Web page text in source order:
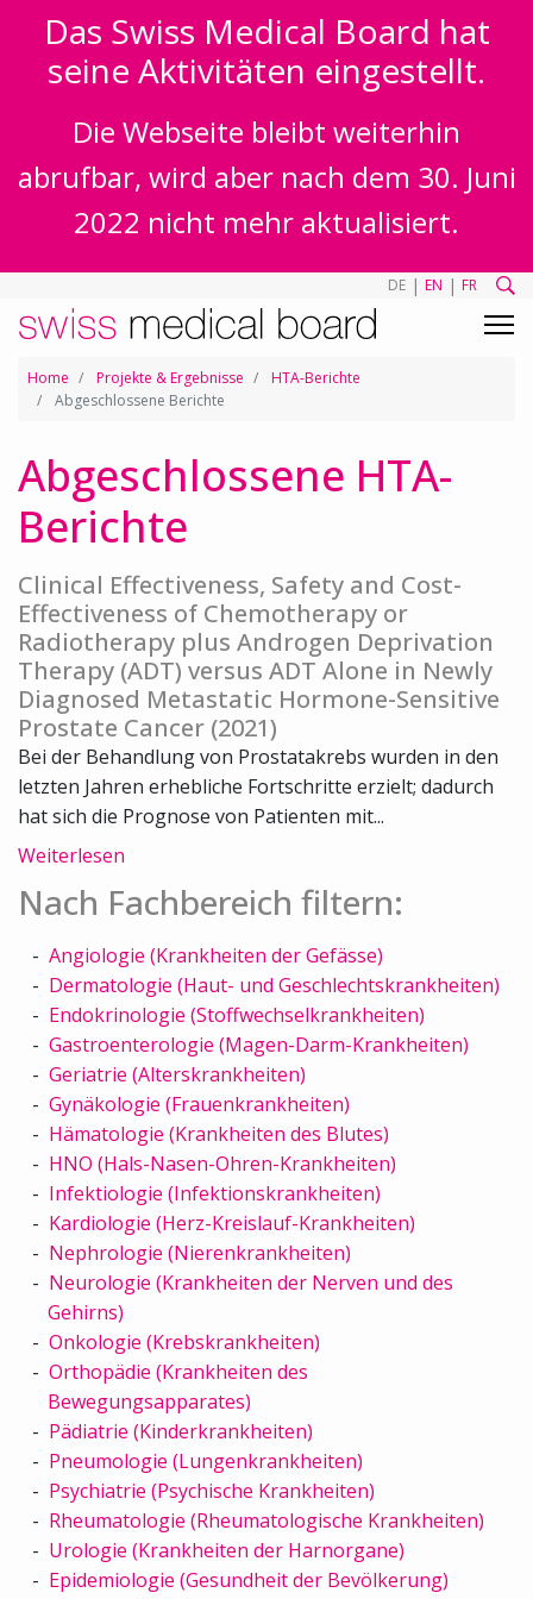
Das Swiss Medical Board hat
seine Aktivitäten eingestellt.
Die Webseite bleibt weiterhin
abrufbar, wird aber nach dem 30. Juni
2022 nicht mehr aktualisiert.
DE | EN | FR
Home Projekte & Ergebnisse
HTA-Berichte
Abgeschlossene Berichte
Abgeschlossene HTA-
Berichte
Clinical Effectiveness, Safety and Cost-
Effectiveness of Chemotherapy or
Radiotherapy plus Androgen Deprivation
Therapy (ADT) versus ADT Alone in Newly
Diagnosed Metastatic Hormone-Sensitive
Prostate Cancer (2021)
Bei der Behandlung von Prostatakrebs wurden in den
letzten Jahren erhebliche Fortschritte erzielt; dadurch
hat sich die Prognose von Patienten mit...
Weiterlesen
Nach Fachbereich filtern:
Angiologie (Krankheiten der Gefässe)
Dermatologie (Haut- und Geschlechtskrankheiten)
Endokrinologie (Stoffwechselkrankheiten)
Gastroenterologie (Magen-Darm-Krankheiten)
Geriatrie (Alterskrankheiten)
Gynäkologie (Frauenkrankheiten)
Hämatologie (Krankheiten des Blutes)
HNO (Hals-Nasen-Ohren-Krankheiten)
Infektiologie (Infektionskrankheiten)
Kardiologie (Herz-Kreislauf-Krankheiten)
Nephrologie (Nierenkrankheiten)
Neurologie (Krankheiten der Nerven und des
Gehirns)
Onkologie (Krebskrankheiten)
Orthopädie (Krankheiten des
Bewegungsapparates)
Pädiatrie (Kinderkrankheiten)
Pneumologie (Lungenkrankheiten)
Psychiatrie (Psychische Krankheiten)
Rheumatologie (Rheumatologische Krankheiten)
Urologie (Krankheiten der Harnorgane)
Epidemiologie (Gesundheit der Bevölkerung)